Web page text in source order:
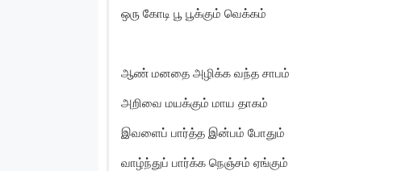
ஒரு கோடி பூ பூக்கும் வெக்கம்
ஆண் மனதை அழிக்க வந்த சாபம்
அறிவை மயக்கும் மாய தாகம்
இவளைப் பார்த்த இன்பம் போதும்
வாழ்ந்துப் பார்க்க நெஞ்சம் ஏங்கும்